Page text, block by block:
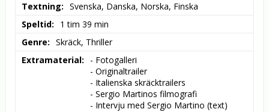
Textning
Svenska, Danska, Norska, Finska
Speltid
1 tim 39 min
Genre
Skräck, Thriller
Extramaterial
- Fotogalleri
- Originaltrailer
- Italienska skräcktrailers
- Sergio Martinos filmografi
- Intervju med Sergio Martino (text)